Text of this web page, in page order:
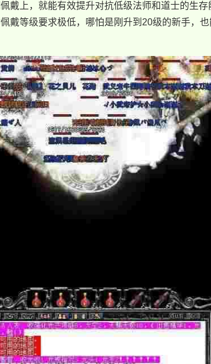
戴上，就能有效提升对抗低级法师和道士的生
戴等级要求极低，哪怕是刚升到20级的新手，